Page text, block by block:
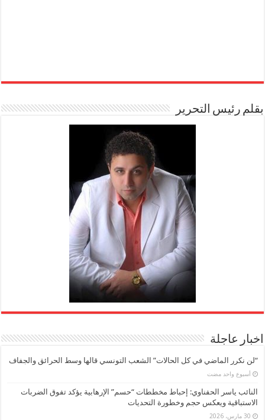
بقلم رئيس التحرير
اخبار عاجلة
“لن نكرر الماضي في كل الحالات” الشعب التونسي قالها وسط الحرائق والجفاف
‏أسبوع واحد مضت
النائب ياسر الحفناوي: إحباط مخططات “حسم” الإرهابية يؤكد تفوق الضربات
الاستباقية ويعكس حجم وخطورة التحديات
30 مارس، 2026